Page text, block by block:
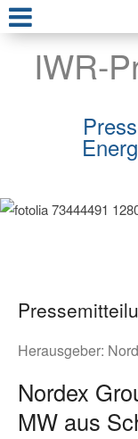
IWR-
Herausgeber:
Nordex
MW aus